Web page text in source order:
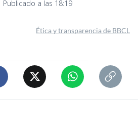
a las 18:19
Ética y transparencia de BBCL